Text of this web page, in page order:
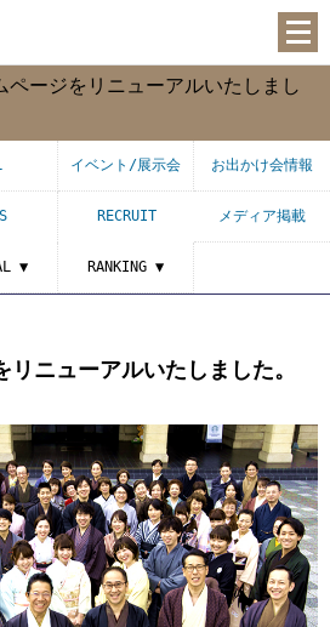
ページをリニューアルいたしまし
イベント/展示会 お出かけ会情報
RECRUIT メディア掲載
▼ RANKING ▼
ニューアルいたしました。